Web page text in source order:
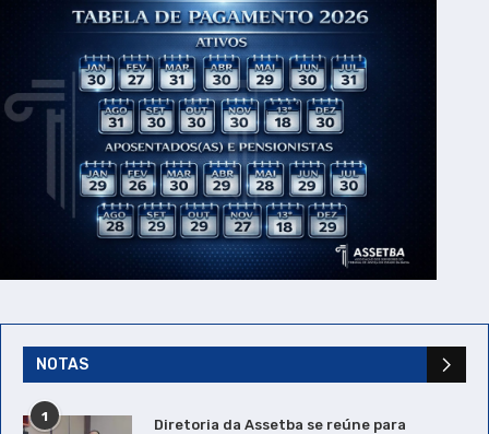
NOTAS
1
Diretoria da Assetba se reúne para